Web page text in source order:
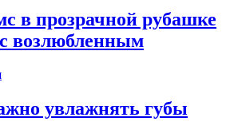
в прозрачной рубашке
возлюбленным
увлажнять губы